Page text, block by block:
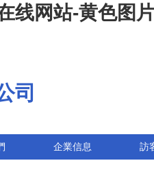
线网站-黄色图
司
企業信息 訪